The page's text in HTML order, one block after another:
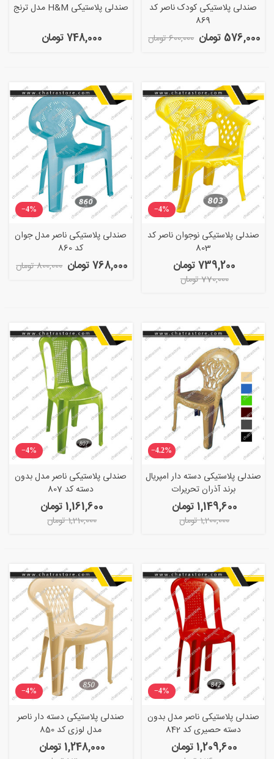
صندلی پلاستیکی کودک ناصر کد
869
576,000 تومان 600,000 تومان
صندلی پلاستیکی H&M مدل ترنج
748,000 تومان
‎−4%
صندلی پلاستیکی نوجوان ناصر کد
803
739,200 تومان
770,000 تومان
‎−4%
صندلی پلاستیکی ناصر مدل جوان
کد 860
768,000 تومان 800,000 تومان
‎−4.2%
صندلی پلاستیکی دسته دار امپریال
برند آذران تحریرات
1,149,600 تومان
1,200,000 تومان
‎−4%
صندلی پلاستیکی ناصر مدل بدون
دسته کد 807
1,161,600 تومان
1,210,000 تومان
‎−4%
صندلی پلاستیکی ناصر مدل بدون
دسته حصیری کد 842
1,209,600 تومان
‎−4%
صندلی پلاستیکی دسته دار ناصر
مدل لوزی کد 850
1,248,000 تومان